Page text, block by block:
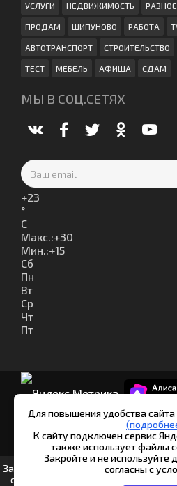
УСЛУГИ НЕДВИЖИМОСТЬ РАЗНОЕ
ПРОДАМ ШИПУНОВО РАБОТА
АВТОТРАНСПОРТ СТРОИТЕЛЬСТВО
ТЕСТ МЕБЕЛЬ АФИША СДАМ
МЫ В СОЦ.СЕТЯХ
+23
°
C
Макс.:+30
Мин.:+15
Сб
Пн
Вт
Ср
Чт
Пт
©
Для повышения удобства
К сайту подключен сервис
также использует файлы
Закройте и не используйте
согласны с
Заполняя любые формы на данном
совершеннолетие и соглашаетесь